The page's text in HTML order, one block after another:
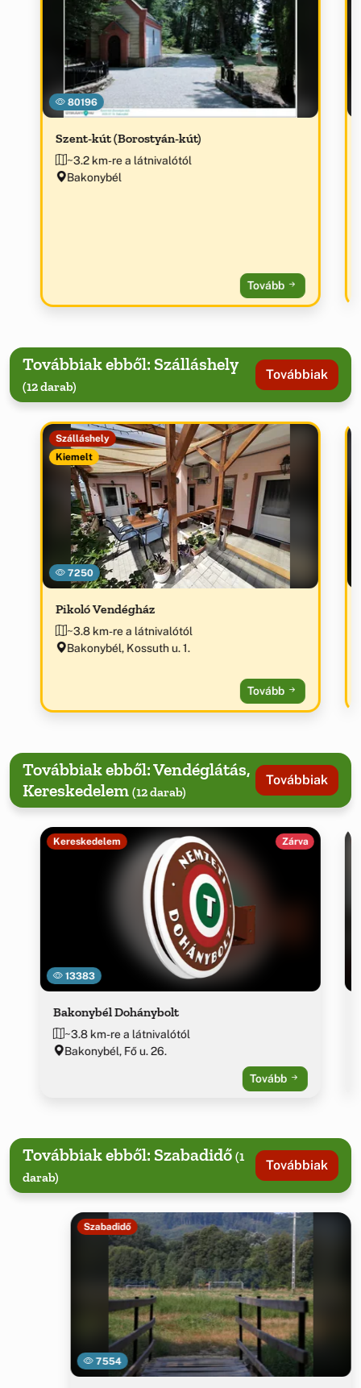
80196
Szent-kút (Borostyán-kút)
~3.2 km-re a látnivalótól
Bakonybél
Tovább
Továbbiak ebből: Szálláshely
(12 darab)
Továbbiak
7250
Szálláshely
Kiemelt
Pikoló Vendégház
~3.8 km-re a látnivalótól
Bakonybél, Kossuth u. 1.
Tovább
Továbbiak ebből: Vendéglátás,
Kereskedelem (12 darab)
Továbbiak
13383
Kereskedelem Zárva
Bakonybél Dohánybolt
~3.8 km-re a látnivalótól
Bakonybél, Fő u. 26.
Tovább
Továbbiak ebből: Szabadidő (1
darab)
Továbbiak
7554
Szabadidő